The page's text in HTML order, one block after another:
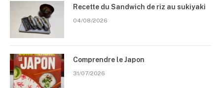
Recette du Sandwich de riz au sukiyaki
04/08/2026
Comprendre le Japon
31/07/2026